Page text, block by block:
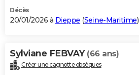
S'inscrire
Se connecter
Lycées
Collèges
Primaires
Universités
Entreprises
Service militaire
Avis de recherche
AVIS DE DÉCÈS
Bricolage
Lifestyle
Culture
Sport
Auto
Television
Voyage
Cinema
Décès
20/01/2026 à Dieppe (Seine-Maritime)
Sylviane FEBVAY (66 ans)
Créer une cagnotte obsèques